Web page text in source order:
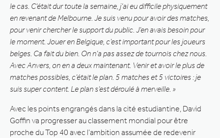
le cas. C’était dur toute la semaine, j’ai eu difficile physiquement
en revenant de Melbourne. Je suis venu pour avoir des matches,
pour venir chercher le support du public. J’en avais besoin pour
le moment. Jouer en Belgique, c’est important pour les joueurs
belges. Ca fait du bien. On n’a pas assez de tournois chez nous.
Avec Anvers, on en a deux maintenant. Venir et avoir le plus de
matches possibles, c’était le plan. 5 matches et 5 victoires : je
suis super content. Le plan s’est déroulé à merveille. »
Avec les points engrangés dans la cité estudiantine, David
Goffin va progresser au classement mondial pour être
proche du Top 40 avec l’ambition assumée de redevenir